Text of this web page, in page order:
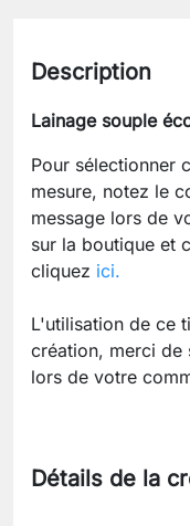
Description
Lainage souple
Pour sélectionner
mesure, notez le
message lors de
sur la boutique et
cliquez ici.
L'utilisation de ce
création, merci de
lors de votre
Détails de la